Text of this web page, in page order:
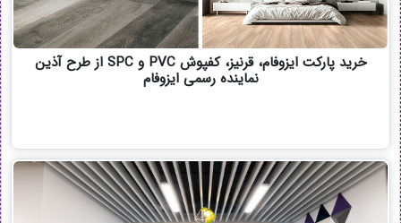
خرید پارکت ایزوفام، قرنیز، کفپوش PVC و SPC از طرح آذین
نماینده رسمی ایزوفام